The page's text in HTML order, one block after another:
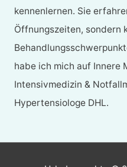
kennenlernen. Sie
Öffnungszeiten, sondern
habe ich mich auf Innere
Intensivmedizin &
Hypertensiologe DHL.